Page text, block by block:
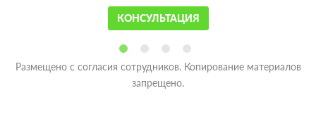
КОНСУЛЬТАЦИЯ
Размещено с согласия сотрудников. Копирование материалов
запрещено.